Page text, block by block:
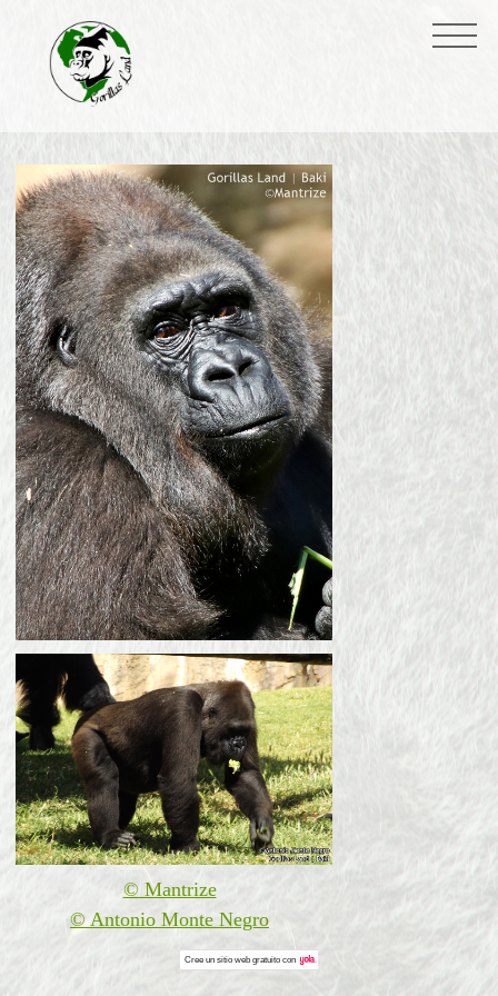
© Mantrize
© Antonio Monte Negro
Cree un sitio web gratuitocon